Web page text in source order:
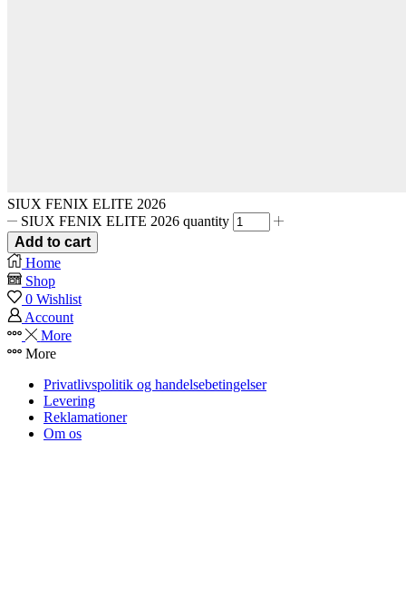
SIUX FENIX ELITE 2026
SIUX FENIX ELITE 2026 quantity
Add to cart
Home
Shop
0 Wishlist
Account
More
More
Privatlivspolitik og handelsebetingelser
Levering
Reklamationer
Om os